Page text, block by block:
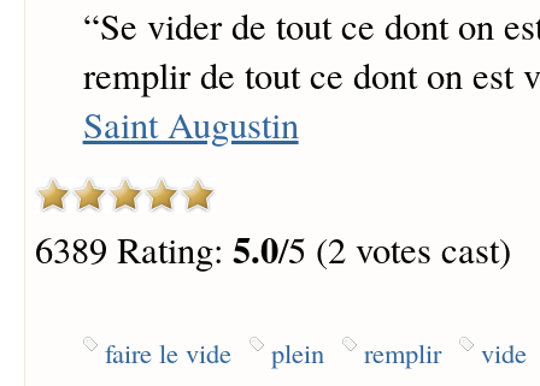
“Se vider de tout ce dont on
remplir de tout ce dont on est
Saint Augustin
6389 Rating: 5.0/5 (2 votes cast)
faire le vide plein remplir vide